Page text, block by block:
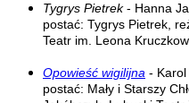
Tygrys Pietrek- Hanna
postać: Tygrys Pietrek,
Teatr im. Leona
Opowieść wigilijna - Karol
postać: Mały i Starszy